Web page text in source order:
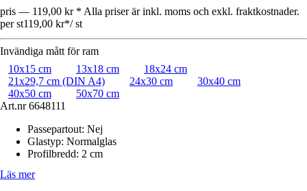
pris — 119,00 kr * Alla priser är inkl. moms och exkl. fraktkostnader.
per st119,00 kr*/ st
Invändiga mått för ram
10x15 cm
13x18 cm
18x24 cm
21x29,7 cm (DIN A4)
24x30 cm
30x40 cm
40x50 cm
50x70 cm
Art.nr 6648111
Passepartout: Nej
Glastyp: Normalglas
Profilbredd: 2 cm
Läs mer